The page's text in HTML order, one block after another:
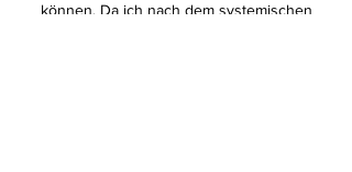
können. Da ich nach dem systemischen